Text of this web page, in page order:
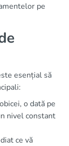
pe
esențial să
o dată pe
nivel constant
ce vă